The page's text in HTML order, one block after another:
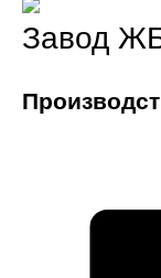
Завод